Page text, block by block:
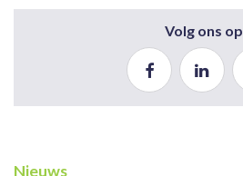
Volg ons op
Nieuws